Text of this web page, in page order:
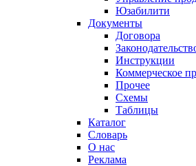
Юзабилити
Документы
Договора
Инструкции
Коммерческое
Прочее
Схемы
Таблицы
Каталог
Словарь
О нас
Реклама